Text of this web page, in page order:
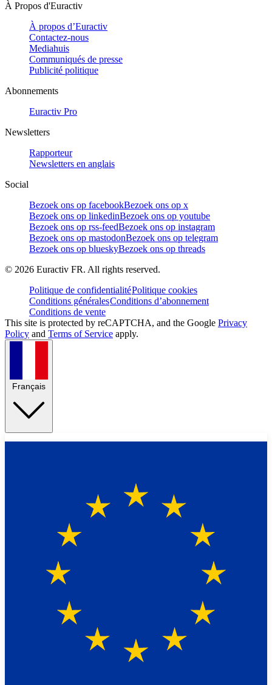
À Propos d'Euractiv
À propos d’Euractiv
Contactez-nous
Mediahuis
Communiqués de presse
Publicité politique
Abonnements
Euractiv Pro
Newsletters
Rapporteur
Newsletters en anglais
Social
Bezoek ons op facebookBezoek ons op x
Bezoek ons op linkedinBezoek ons op youtube
Bezoek ons op rss-feedBezoek ons op instagram
Bezoek ons op mastodonBezoek ons op telegram
Bezoek ons op blueskyBezoek ons op threads
© 2026 Euractiv FR. All rights reserved.
Politique de confidentialitéPolitique cookies
Conditions généralesConditions d’abonnement
Conditions de vente
This site is protected by reCAPTCHA, and the Google Privacy
Policy and Terms of Service apply.
Français